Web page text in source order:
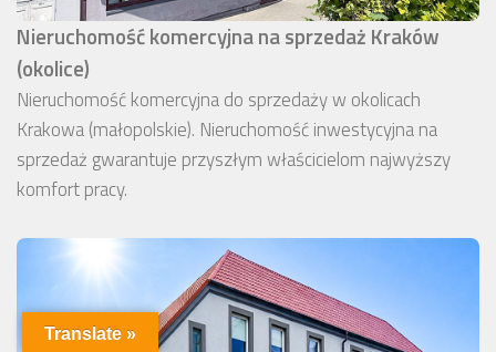
Nieruchomość komercyjna na sprzedaż Kraków
(okolice)
Nieruchomość komercyjna do sprzedaży w okolicach
Krakowa (małopolskie). Nieruchomość inwestycyjna na
sprzedaż gwarantuje przyszłym właścicielom najwyższy
komfort pracy.
Translate »